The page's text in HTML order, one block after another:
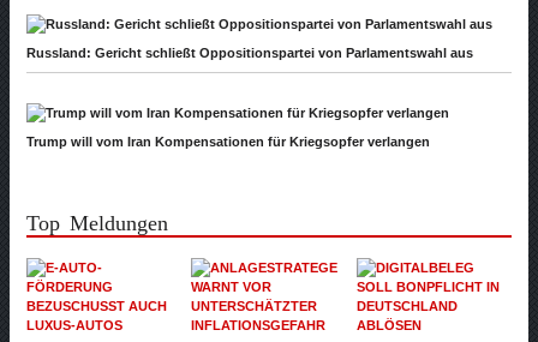
Russland: Gericht schließt Oppositionspartei von Parlamentswahl aus
Trump will vom Iran Kompensationen für Kriegsopfer verlangen
Top Meldungen